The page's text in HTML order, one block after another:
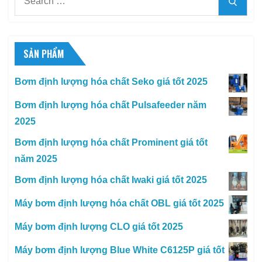
SẢN PHẨM
Bơm định lượng hóa chất Seko giá tốt 2025
Bơm định lượng hóa chất Pulsafeeder năm
2025
Bơm định lượng hóa chất Prominent giá tốt
năm 2025
Bơm định lượng hóa chất Iwaki giá tốt 2025
Máy bơm định lượng hóa chất OBL giá tốt 2025
Máy bơm định lượng CLO giá tốt 2025
Máy bơm định lượng Blue White C6125P giá tốt